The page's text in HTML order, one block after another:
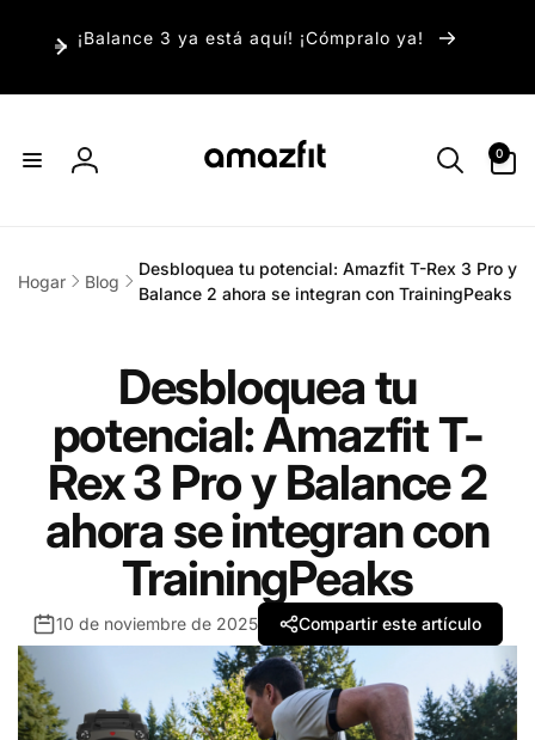
contenido¡Balance 3 ya está aquí! ¡Cómpralo ya!
Iniciar
0
artículos
Hogar Blog
Desbloquea tu potencial: Amazfit T-Rex 3 Pro y
Balance 2 ahora se integran con TrainingPeaks
Desbloquea tu
potencial: Amazfit T-
Rex 3 Pro y Balance 2
ahora se integran con
TrainingPeaks
10 de noviembre de 2025 Compartir este artículo